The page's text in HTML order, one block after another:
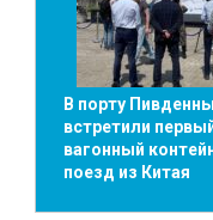
В порту
встретили
вагонный
поезд из Китая